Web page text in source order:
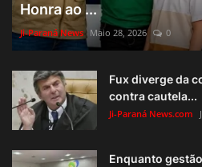
Honra ao ...
Ji-Paraná News Maio 28, 2026 0
Fux diverge da
contra cautela...
Ji-Paraná News.com
Enquanto